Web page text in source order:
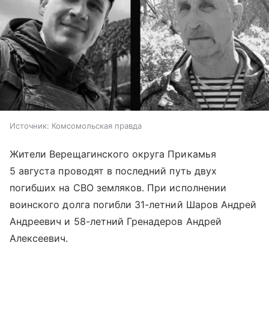
Источник: Комсомольская правда
Жители Верещагинского округа Прикамья
5 августа проводят в последний путь двух
погибших на СВО земляков. При исполнении
воинского долга погибли 31-летний Шаров Андрей
Андреевич и 58-летний Гренадеров Андрей
Алексеевич.